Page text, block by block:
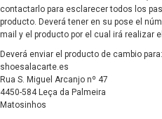
contactarlo para esclarecer todos los
producto. Deverá tener en su pose el
mail y el producto por el cual irá realizar
Deverá enviar el producto de cambio para:
shoesalacarte.es
Rua S. Miguel Arcanjo nº 47
4450-584 Leça da Palmeira
Matosinhos